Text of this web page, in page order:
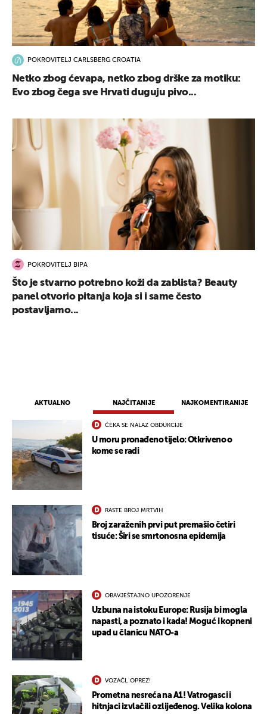
AKTUALNO NAJČITANIJE NAJKOMENTIRANIJE
ČEKA SE NALAZ OBDUKCIJE
U moru pronađeno tijelo: Otkriveno o
kome se radi
RASTE BROJ MRTVIH
Broj zaraženih prvi put premašio četiri
tisuće: Širi se smrtonosna epidemija
OBAVJEŠTAJNO UPOZORENJE
Uzbuna na istoku Europe: Rusija bi mogla
napasti, a poznato i kada! Moguć i kopneni
upad u članicu NATO-a
VOZAČI, OPREZ!
Prometna nesreća na A1! Vatrogasci i
hitnjaci izvlačili ozlijeđenog. Velika kolona
POKROVITELJ CARLSBERG CROATIA
Netko zbog ćevapa, netko zbog drške za motiku:
Evo zbog čega sve Hrvati duguju pivo...
POKROVITELJ BIPA
Što je stvarno potrebno koži da zablista? Beauty
panel otvorio pitanja koja si i same često
postavljamo...